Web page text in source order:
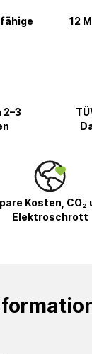
12
2–3
Kosten, CO₂
Elektroschrott